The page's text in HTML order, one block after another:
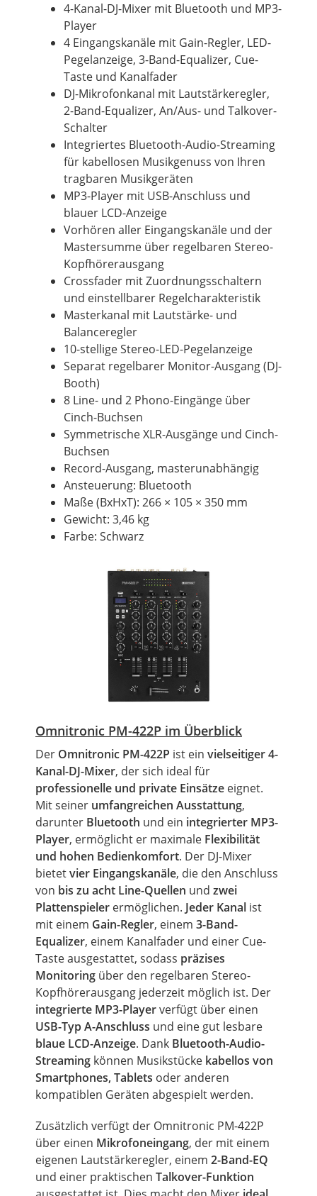
4-Kanal-DJ-Mixer mit Bluetooth und MP3-
Player
4 Eingangskanäle mit Gain-Regler, LED-
Pegelanzeige, 3-Band-Equalizer, Cue-
Taste und Kanalfader
DJ-Mikrofonkanal mit Lautstärkeregler,
2-Band-Equalizer, An/Aus- und Talkover-
Schalter
Integriertes Bluetooth-Audio-Streaming
für kabellosen Musikgenuss von Ihren
tragbaren Musikgeräten
MP3-Player mit USB-Anschluss und
blauer LCD-Anzeige
Vorhören aller Eingangskanäle und der
Mastersumme über regelbaren Stereo-
Kopfhörerausgang
Crossfader mit Zuordnungsschaltern
und einstellbarer Regelcharakteristik
Masterkanal mit Lautstärke- und
Balanceregler
10-stellige Stereo-LED-Pegelanzeige
Separat regelbarer Monitor-Ausgang (DJ-
Booth)
8 Line- und 2 Phono-Eingänge über
Cinch-Buchsen
Symmetrische XLR-Ausgänge und Cinch-
Buchsen
Record-Ausgang, masterunabhängig
Ansteuerung: Bluetooth
Maße (BxHxT): 266 × 105 × 350 mm
Gewicht: 3,46 kg
Farbe: Schwarz
Omnitronic PM-422P im Überblick
Der Omnitronic PM-422P ist ein vielseitiger 4-
Kanal-DJ-Mixer, der sich ideal für
professionelle und private Einsätze eignet.
Mit seiner umfangreichen Ausstattung,
darunter Bluetooth und ein integrierter MP3-
Player, ermöglicht er maximale Flexibilität
und hohen Bedienkomfort. Der DJ-Mixer
bietetvier Eingangskanäle, die den Anschluss
von bis zu acht Line-Quellen und zwei
Plattenspieler ermöglichen. Jeder Kanal ist
mit einem Gain-Regler, einem 3-Band-
Equalizer, einem Kanalfader und einer Cue-
Taste ausgestattet, sodass präzises
Monitoring über den regelbaren Stereo-
Kopfhörerausgang jederzeit möglich ist. Der
integrierte MP3-Playerverfügt über einen
USB-Typ A-Anschluss und eine gut lesbare
blaue LCD-Anzeige. Dank Bluetooth-Audio-
Streaming können Musikstücke kabellos von
Smartphones, Tablets oder anderen
kompatiblen Geräten abgespielt werden.
Zusätzlich verfügt der Omnitronic PM-422P
über einen Mikrofoneingang, der mit einem
eigenen Lautstärkeregler, einem 2-Band-EQ
und einer praktischen Talkover-Funktion